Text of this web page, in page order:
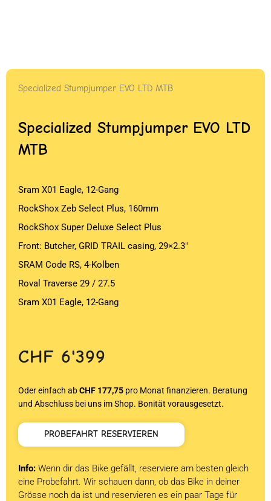
Specialized Stumpjumper EVO LTD MTB
Specialized Stumpjumper EVO LTD
MTB
Sram X01 Eagle, 12-Gang
RockShox Zeb Select Plus, 160mm
RockShox Super Deluxe Select Plus
Front: Butcher, GRID TRAIL casing, 29×2.3″
SRAM Code RS, 4-Kolben
Roval Traverse 29 / 27.5
Sram X01 Eagle, 12-Gang
CHF 6'399
Oder einfach abCHF 177,75 pro Monat finanzieren. Beratung
und Abschluss bei uns im Shop. Bonität vorausgesetzt.
PROBEFAHRT RESERVIEREN
Info: Wenn dir das Bike gefällt, reserviere am besten gleich
eine Probefahrt. Wir schauen dann, ob das Bike in deiner
Grösse noch da ist und reservieren es ein paar Tage für